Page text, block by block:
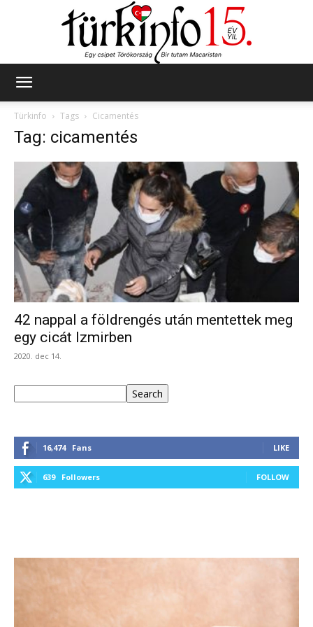
Türkinfo
Tags Cicamentés
Tag: cicamentés
42 nappal a földrengés után mentettek meg
egy cicát Izmirben
2020. dec 14.
Search
16,474 Fans LIKE
639 Followers FOLLOW